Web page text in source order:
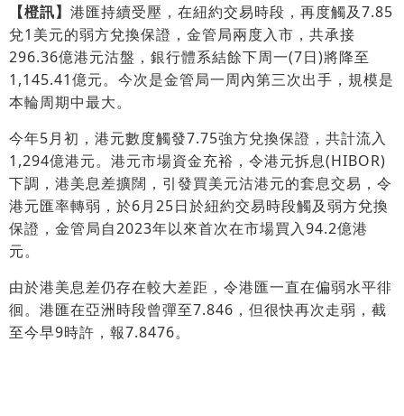
【橙訊】 港匯持續受壓，在紐約交易時段，再度觸及7.85
兌1美元的弱方兌換保證，金管局兩度入市，共承接
296.36億港元沽盤，銀行體系結餘下周一(7日)將降至
1,145.41億元。今次是金管局一周內第三次出手，規模是
本輪周期中最大。
今年5月初，港元數度觸發7.75強方兌換保證，共計流入
1,294億港元。港元市場資金充裕，令港元拆息(HIBOR)
下調，港美息差擴闊，引發買美元沽港元的套息交易，令
港元匯率轉弱，於6月25日於紐約交易時段觸及弱方兌換
保證，金管局自2023年以來首次在市場買入94.2億港
元。
由於港美息差仍存在較大差距，令港匯一直在偏弱水平徘
徊。港匯在亞洲時段曾彈至7.846，但很快再次走弱，截
至今早9時許，報7.8476。